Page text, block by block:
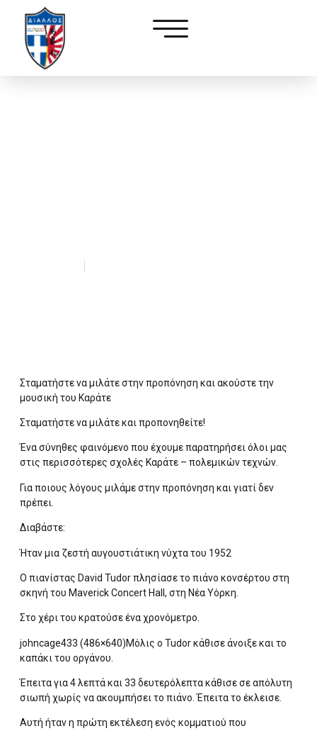
Σταματήστε να μιλάτε στην προπόνηση και ακούστε την
μουσική του Καράτε
Σταματήστε να μιλάτε και προπονηθείτε!
Ένα σύνηθες φαινόμενο που έχουμε παρατηρήσει όλοι μας
στις περισσότερες σχολές Καράτε – πολεμικών τεχνών.
Για ποιους λόγους μιλάμε στην προπόνηση και γιατί δεν
πρέπει.
Διαβάστε:
Ήταν μια ζεστή αυγουστιάτικη νύχτα τoυ 1952
Ο πιανίστας David Tudor πλησίασε το πιάνο κονσέρτου στη
σκηνή του Maverick Concert Hall, στη Νέα Υόρκη.
Στο χέρι του κρατούσε ένα χρονόμετρο.
johncage433 (486×640)Μόλις ο Tudor κάθισε άνοιξε και το
καπάκι του οργάνου.
Έπειτα για 4 λεπτά και 33 δευτερόλεπτα κάθισε σε απόλυτη
σιωπή χωρίς να ακουμπήσει το πιάνο. Έπειτα το έκλεισε.
Αυτή ήταν η πρώτη εκτέλεση ενός κομματιού που